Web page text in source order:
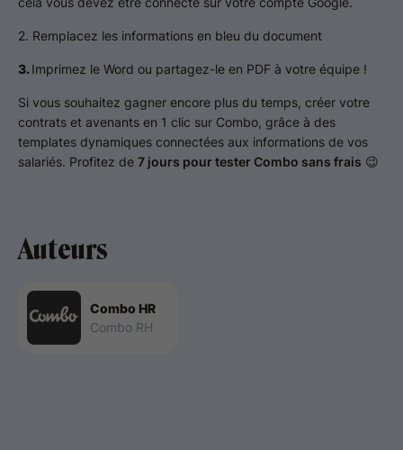
2. Remplacez les informations en bleu du document
3.Imprimez le Word ou partagez-le en PDF à votre équipe !
Si vous souhaitez gagner encore plus du temps, créer votre
contrats et avenants en 1 clic sur Combo, grâce à des
templates dynamiques connectées aux informations de vos
salariés. Profitez de 7 jours pour tester Combo sans frais 😉
Auteurs
Combo HR
Combo RH